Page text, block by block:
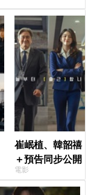
崔岷植、韓韶禧
＋預告同步公開
美女CEO
電影